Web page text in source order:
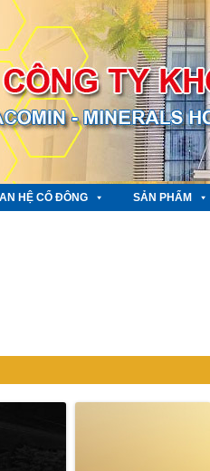
HỆ CỔ ĐÔNG SẢN PHẨM